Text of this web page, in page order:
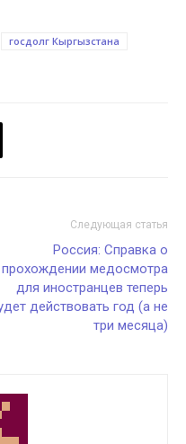
госдолг Кыргызстана
Следующая статья
Россия: Справка о
прохождении медосмотра
для иностранцев теперь
действовать год (а не
три месяца)